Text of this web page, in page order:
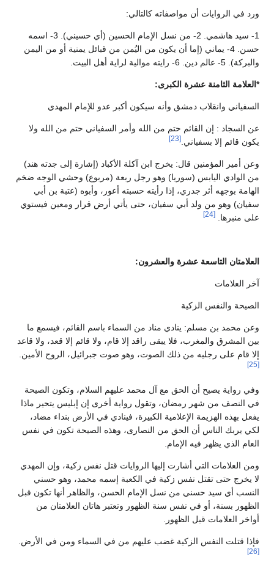
ورد في الروايات أن مواصفاته كالتالي:
1- سيد هاشمي. 2- من نسل الإمام الحسين (أي حسيني). 3- اسمه
حسن. 4- يماني (إما أن يكون من اليُمن من قبائل يمنية أو من اليمن
والبركة). 5- عالم دين. 6- رايته موالية لراية أهل البيت.
*العلامة الثامنة عشرة الكبرى:
السفياني وانقلاب دمشق وأنه سيكون أكبر عدو للإمام المهدي
عن السجاد : إن القائم حتم من الله وأمر السفياني حتم من الله ولا
يكون قائم إلا بسفياني. [23]
وعن أمير المؤمنين قال: يخرج ابن آكلة الأكباد (إشارة إلى جدته هند)
من الوادي اليابس (سوريا) وهو رجل ربعة (مربوع) وحشي الوجه ضخم
الهامة بوجهه أثر جدري، إذا رأيته حسبته أعور، وأبوه (عتبة بن أبي
سفيان) وهو من ولد أبي سفيان، حتى يأتي أرض قرار ومعين فيستوي
على منبرها.
[24]
العلامتان التاسعة عشرة والعشرون:
آخر العلامات
الصيحة والنفس الزكية
وعن محمد بن مسلم: ينادي مناد من السماء باسم القائم، فيسمع ما
بين المشرق والمغرب، فلا يبقى راقد إلا قام، ولا قائم إلا قعد، ولا قاعد
إلا قام على رجليه من ذلك الصوت، وهو صوت جبرائيل، الروح الأمين.
[25]
وفي رواية يصيح أن الحق مع آل محمد عليهم السلام، وتكون الصيحة
في النصف من شهر رمضان، وتقول رواية أخرى إن إبليس يتحير ماذا
يفعل بهذه الهزيمة الإعلامية الكبيرة، فينادي في الأرض بنداء مضاد،
لكي يربك الناس أن الحق من النصارى، وهذه الصيحة تكون في نفس
العام الذي يظهر فيه الإمام.
ومن العلامات التي أشارت إليها الروايات قتل نفس زكية، وإن المهدي
لا يخرج حتى تقتل نفس زكية في الكعبة إسمه محمد، وهو حسني
النسب أي سيد حسني من نسل الإمام الحسن، والظاهر أنها تكون قبل
الظهور بسنة، أو في نفس سنة الظهور وتعتبر هاتان العلامتان من
أواخر العلامات قبل الظهور.
فإذا قتلت النفس الزكية غضب عليهم من في السماء ومن في الأرض.
[26]